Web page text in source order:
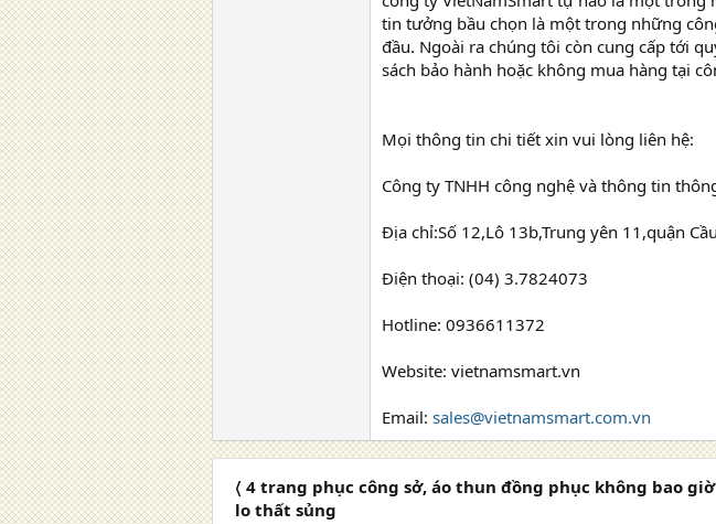
tin tưởng bầu chọn là một trong những
đầu. Ngoài ra chúng tôi còn cung cấp tới
sách bảo hành hoặc không mua hàng tại
Mọi thông tin chi tiết xin vui lòng liên hệ:
Công ty TNHH công nghệ và thông tin
Địa chỉ:Số 12,Lô 13b,Trung yên 11,quận
Điện thoại: (04) 3.7824073
Hotline: 0936611372
Website: vietnamsmart.vn
Email: sales@vietnamsmart.com.vn
〈 4 trang phục công sở, áo thun đồng phục không bao giờ
lo thất sủng